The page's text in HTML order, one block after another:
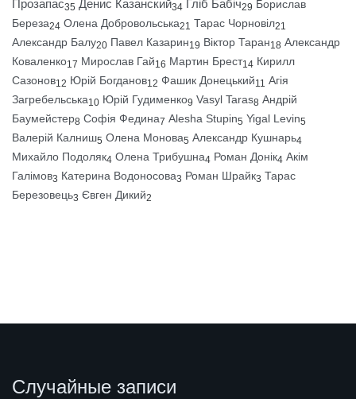
Прозапас35 Денис Казанский34 Гліб Бабіч29 Борислав
Береза24 Олена Добровольська21 Тарас Чорновіл21
Александр Балу20 Павел Казарин19 Віктор Таран18 Александр
Коваленко17 Мирослав Гай16 Мартин Брест14 Кирилл
Сазонов12 Юрій Богданов12 Фашик Донецький11 Агія
Загребельська10 Юрій Гудименко9 Vasyl Taras8 Андрій
Баумейстер8 Софія Федина7 Alesha Stupin5 Yigal Levin5
Валерій Калниш5 Олена Монова5 Александр Кушнарь4
Михайло Подоляк4 Олена Трибушна4 Роман Донік4 Акім
Галімов3 Катерина Водоносова3 Роман Шрайк3 Тарас
Березовець3 Євген Дикий2
Случайные записи